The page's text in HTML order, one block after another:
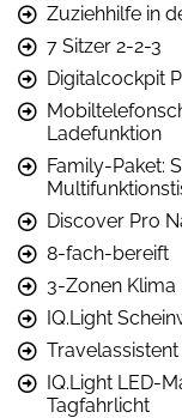
Zuziehhilfe in
7 Sitzer 2-2-3
Digitalcockpit
Ladefunktion
Family-Paket:
Discover Pro
8-fach-bereift
3-Zonen Klima
IQ.Light
Travelassistent
IQ.Light LED-
Tagfahrlicht